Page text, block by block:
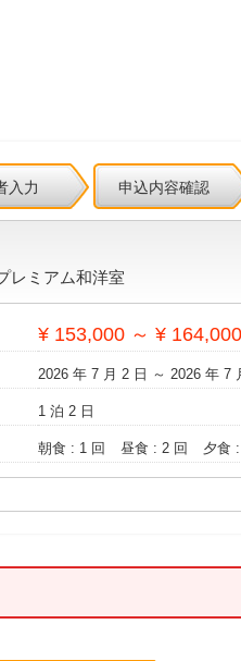
入力 申込内容確認
レミアム和洋室
¥ 153,000 ～ ¥ 164,000
2026 年 7 月 2 日 ～ 2026 年 7
1 泊 2 日
朝食 : 1 回 昼食 : 2 回 夕食